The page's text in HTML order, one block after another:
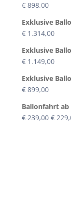
€898,00
Exklusive
€1.314,00
Exklusive
€1.149,00
Exklusive
€899,00
Ballonfahrt ab
€239,00 €